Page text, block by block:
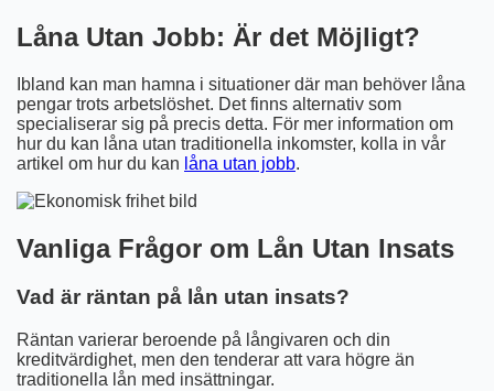
Låna Utan Jobb: Är det Möjligt?
Ibland kan man hamna i situationer där man behöver låna
pengar trots arbetslöshet. Det finns alternativ som
specialiserar sig på precis detta. För mer information om
hur du kan låna utan traditionella inkomster, kolla in vår
artikel om hur du kan låna utan jobb.
Vanliga Frågor om Lån Utan Insats
Vad är räntan på lån utan insats?
Räntan varierar beroende på långivaren och din
kreditvärdighet, men den tenderar att vara högre än
traditionella lån med insättningar.